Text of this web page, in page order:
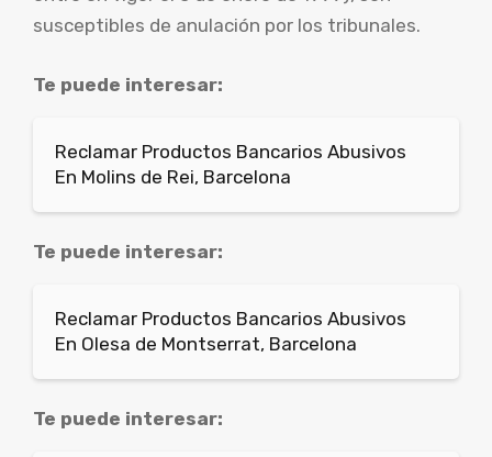
susceptibles de anulación por los tribunales.
Te puede interesar:
Reclamar Productos Bancarios Abusivos
En Molins de Rei, Barcelona
Te puede interesar:
Reclamar Productos Bancarios Abusivos
En Olesa de Montserrat, Barcelona
Te puede interesar: